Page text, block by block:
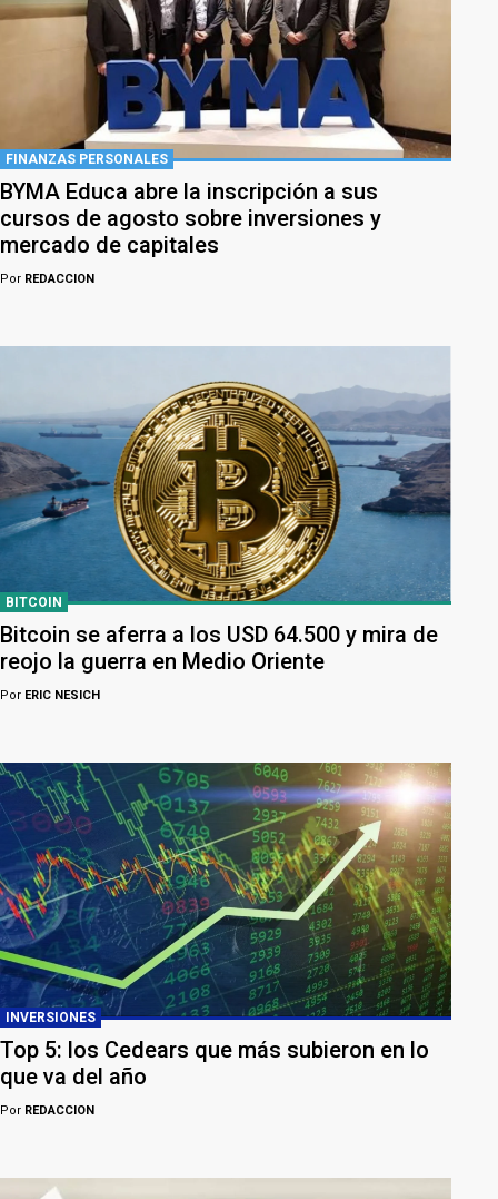
FINANZAS PERSONALES
BYMA Educa abre la inscripción a sus
cursos de agosto sobre inversiones y
mercado de capitales
Por REDACCION
BITCOIN
Bitcoin se aferra a los USD 64.500 y mira de
reojo la guerra en Medio Oriente
Por ERIC NESICH
INVERSIONES
Top 5: los Cedears que más subieron en lo
que va del año
Por REDACCION